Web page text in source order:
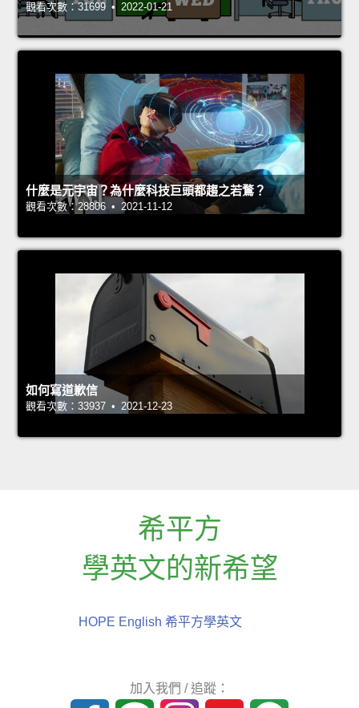
觀看次數：31699 • 2022-01-21
什麼是元宇宙？為什麼科技巨頭都趨之若鶩？
觀看次數：28806 • 2021-11-12
如何寫道歉信
觀看次數：33937 • 2021-12-23
希平方
學英文的新希望
HOPE English 希平方學英文
加入我們 / 追蹤：